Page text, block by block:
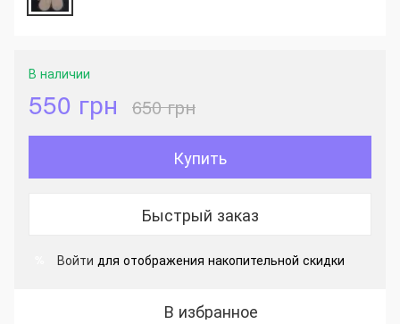
В наличии
550 грн 650 грн
Купить
Быстрый заказ
Войти для отображения накопительной скидки
В избранное